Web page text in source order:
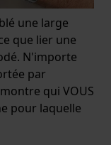
une large
que lier une
N'importe
par
qui VOUS
pour laquelle